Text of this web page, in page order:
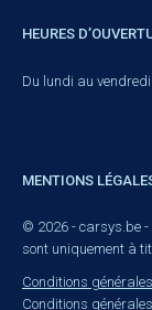
HEURES
Du lundi au
MENTIONS
© 2026 - carsys.be -
sont uniquement à
Conditions
Conditions